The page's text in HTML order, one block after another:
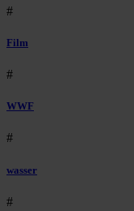
#
Film
#
WWF
#
wasser
#